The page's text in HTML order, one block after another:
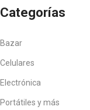
Categorías
Bazar
Celulares
Electrónica
Portátiles y más